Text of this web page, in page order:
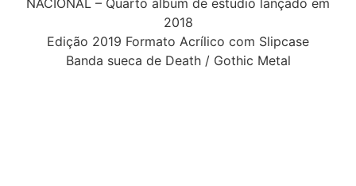
2018
Edição 2019 Formato Acrílico com Slipcase
Banda sueca de Death / Gothic Metal